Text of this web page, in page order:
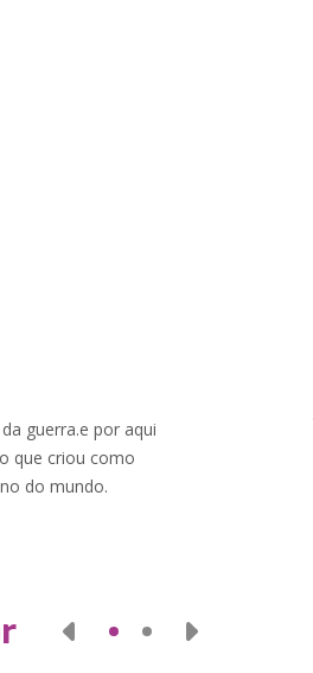
guerra.e por aqui
que criou como
do mundo.